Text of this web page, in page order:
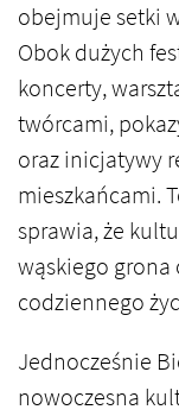
obejmuje setki
Obok dużych
koncerty,
twórcami,
oraz inicjatywy
mieszkańcami.
sprawia, że
wąskiego grona
codziennego
Jednocześnie
nowoczesna